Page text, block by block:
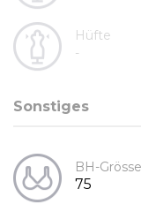
Hüfte
-
Sonstiges
BH-Grösse
75